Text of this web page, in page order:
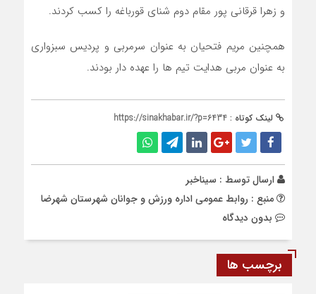
و زهرا قرقانی پور مقام دوم شنای قورباغه را کسب کردند.
همچنین مریم فتحیان به عنوان سرمربی و پردیس سبزواری
به عنوان مربی هدایت تیم ها را عهده دار بودند.
لینک کوتاه : https://sinakhabar.ir/?p=6434
ارسال توسط : سیناخبر
منبع : روابط عمومی اداره ورزش و جوانان شهرستان شهرضا
بدون دیدگاه
برچسب ها